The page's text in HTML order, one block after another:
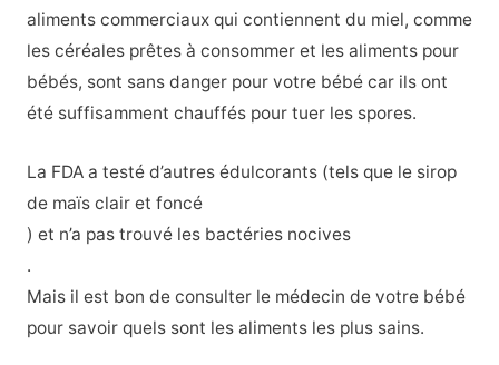
aliments commerciaux qui contiennent du miel, comme
les céréales prêtes à consommer et les aliments pour
bébés, sont sans danger pour votre bébé car ils ont
été suffisamment chauffés pour tuer les spores.
La FDA a testé d’autres édulcorants (tels que le sirop
de maïs clair et foncé
) et n’a pas trouvé les bactéries nocives
.
Mais il est bon de consulter le médecin de votre bébé
pour savoir quels sont les aliments les plus sains.